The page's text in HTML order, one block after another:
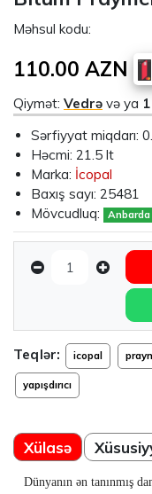
Məhsul kodu:
110.00 AZN
Qiymət: Vedrə və ya
Sərfiyyat miqdarı:
Həcmi: 21.5 lt
Marka: İcopal
Baxış sayı: 25481
Mövcudluq:
Anbarda
Teqlər: icopal
yapışdırıcı
Xülasə
Dünyanın ən tanınmış